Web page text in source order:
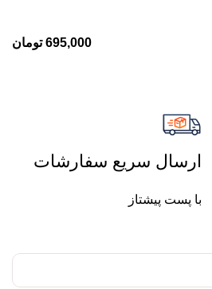
695,000 تومان
ارسال سریع سفارشات
با پست پیشتاز